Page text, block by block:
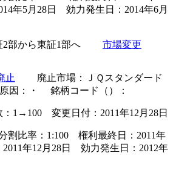
年5月28日 効力発生日：2014年6月
2部から東証1部へ
市場変更
止
廃止市場：ＪＱスタンダード
因：・ 銘柄コード（）：
1→100 変更日付：2011年12月28日
割比率：1:100 権利最終日：2011年
年12月28日 効力発生日：2012年